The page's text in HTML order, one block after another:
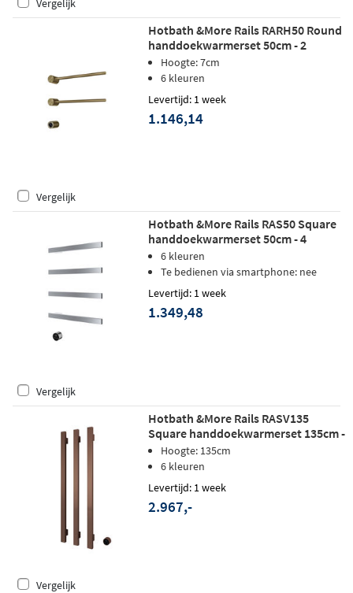
Vergelijk
Hotbath &More Rails RARH50 Round
handdoekwarmerset 50cm - 2
stangen - geborsteld messing PVD
Hoogte: 7cm
6 kleuren
Levertijd: 1 week
1.146,14
Vergelijk
Hotbath &More Rails RAS50 Square
handdoekwarmerset 50cm - 4
stangen - chroom
6 kleuren
Te bedienen via smartphone: nee
Levertijd: 1 week
1.349,48
Vergelijk
Hotbath &More Rails RASV135
Square handdoekwarmerset 135cm -
3 stangen - geborsteld koper PVD
Hoogte: 135cm
6 kleuren
Levertijd: 1 week
2.967,-
Vergelijk